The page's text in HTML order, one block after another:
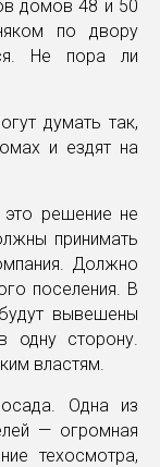
домов 48 и 50
по двору
Не пора ли
думать так,
и ездят на
решение не
принимать
Должно
поселения. В
вывешены
одну сторону.
властям.
Одна из
— огромная
техосмотра,